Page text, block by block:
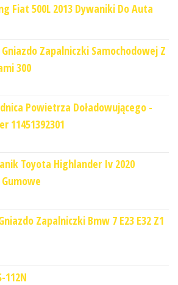
Fiat 500L 2013 Dywaniki Do Auta
Zapalniczki Samochodowej Z
300
Powietrza Doładowującego -
11451392301
Toyota Highlander Iv 2020
Zapalniczki Bmw 7 E23 E32 Z1
112N